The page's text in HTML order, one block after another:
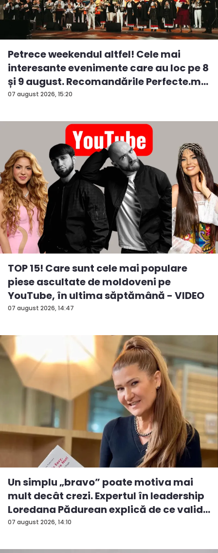
07 august 2026, 15:20
Petrece weekendul altfel! Cele mai
interesante evenimente care au loc pe 8
și 9 august. Recomandările Perfecte.m...
07 august 2026, 14:47
TOP 15! Care sunt cele mai populare
piese ascultate de moldoveni pe
YouTube, în ultima săptămână - VIDEO
07 august 2026, 14:10
Un simplu „bravo” poate motiva mai
mult decât crezi. Expertul în leadership
Loredana Pădurean explică de ce valid...